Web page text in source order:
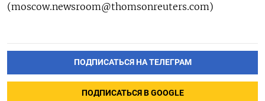
(moscow.newsroom@thomsonreuters.com)
ПОДПИСАТЬСЯ НА ТЕЛЕГРАМ
ПОДПИСАТЬСЯ В GOOGLE